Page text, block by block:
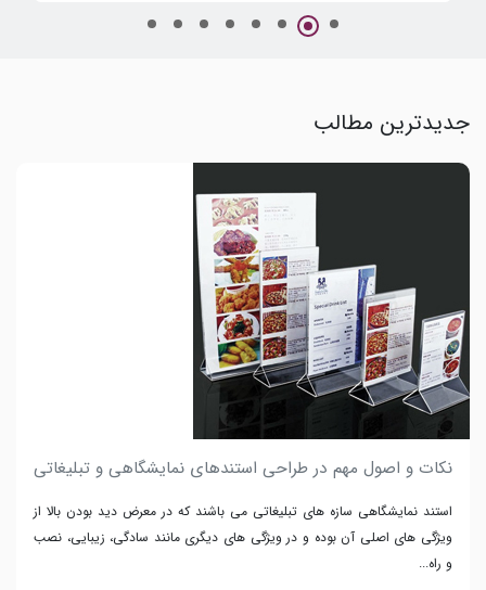
جدیدترین مطالب
نکات و اصول مهم در طراحی استندهای نمایشگاهی و تبلیغاتی
استند نمایشگاهی سازه های تبلیغاتی می باشند که در معرض دید بودن بالا از
ویژگی های اصلی آن بوده و در ویژگی های دیگری مانند سادگی، زیبایی، نصب
و راه...